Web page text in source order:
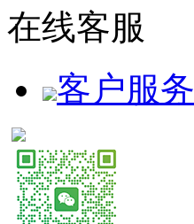
在线客服
客户服务